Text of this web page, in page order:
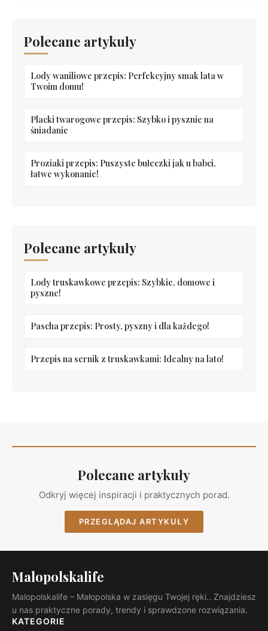
Polecane artykuły
Lody waniliowe przepis: Perfekcyjny smak lata w
Twoim domu!
Placki twarogowe przepis: Szybko i pysznie na
śniadanie
Proziaki przepis: Puszyste bułeczki jak u babci,
łatwe wykonanie!
Polecane artykuły
Lody truskawkowe przepis: Szybkie, domowe i
pyszne!
Pascha przepis: Prosty, pyszny i dla każdego!
Przepis na sernik z truskawkami: Idealny na lato!
Polecane artykuły
Odkryj więcej inspiracji i praktycznych porad.
PRZEGLĄDAJ ARTYKUŁY
Malopolskalife
Malopolskalife – Małopolska w zasięgu Twojej ręki.. Znajdziesz
u nas praktyczne porady, trendy i sprawdzone rozwiązania.
KATEGORIE